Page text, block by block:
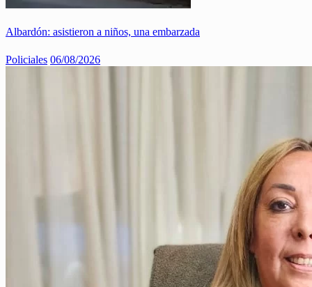
Albardón: asistieron a niños, una embarzada
Policiales 06/08/2026